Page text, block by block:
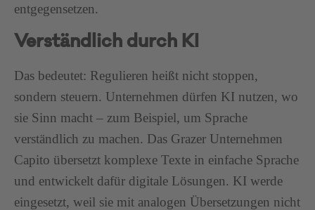
entgegensetzen.
Verständlich durch KI
Das bedeutet: Regulieren heißt nicht stoppen,
sondern steuern. Unternehmen dürfen KI nutzen, wo
sie Sinn macht – zum Beispiel, um Sprache
verständlich zu machen. Das Grazer Unternehmen
Capito übersetzt komplexe Texte in einfache Sprache
und entwickelt dafür digitale Lösungen. KI werde
eingesetzt, weil sie mit analogen Übersetzungen nicht